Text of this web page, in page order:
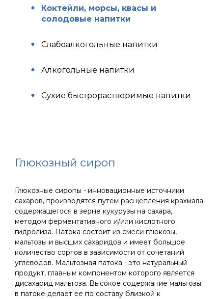
Коктейли, морсы, квасы и
солодовые напитки
Слабоалкогольные напитки
Алкогольные напитки
Сухие быстрорастворимые напитки
Глюкозный сироп
Глюкозные сиропы - инновационные источники
сахаров, производятся путем расщепления крахмала
содержащегося в зерне кукурузы на сахара,
методом ферментативного и/или кислотного
гидролиза. Патока состоит из смеси глюкозы,
мальтозы и высших сахаридов и имеет большое
количество сортов в зависимости от сочетаний
углеводов. Мальтозная патока - это натуральный
продукт, главным компонентом которого является
дисахарид мальтоза. Высокое содержание мальтозы
в патоке делает ее по составу близкой к